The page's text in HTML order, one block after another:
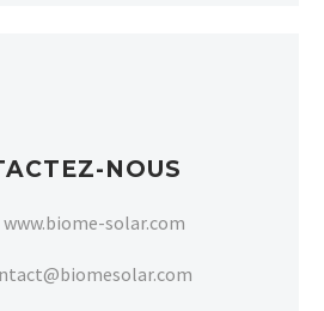
NOUS
www.biome-solar.com